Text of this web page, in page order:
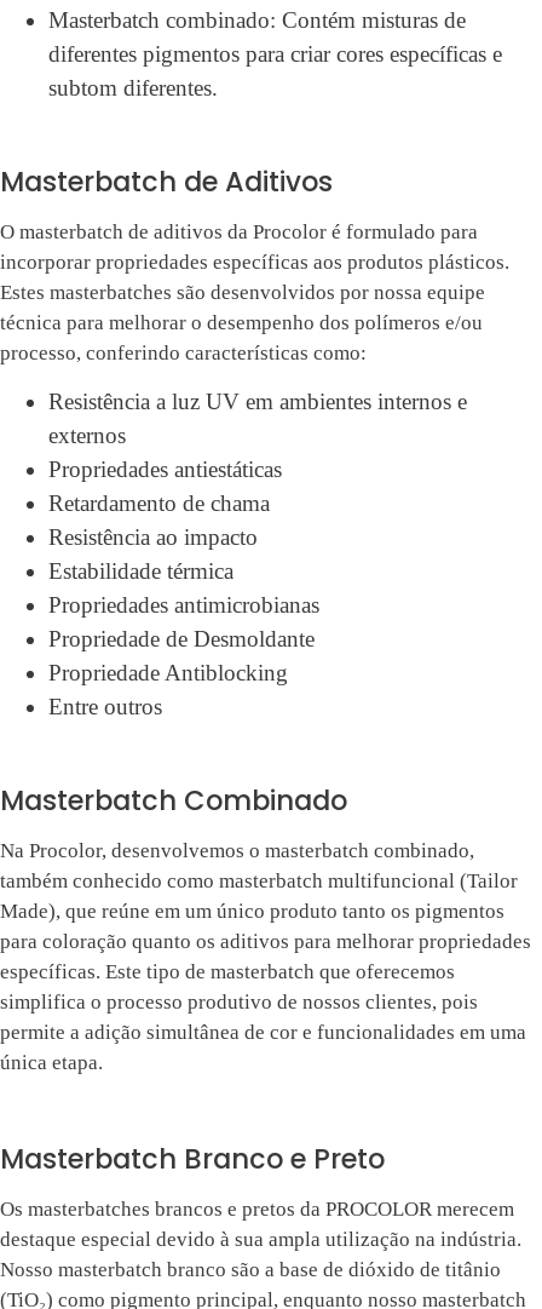
Masterbatch combinado: Contém misturas de
diferentes pigmentos para criar cores específicas e
subtom diferentes.
Masterbatch de Aditivos
O masterbatch de aditivos da Procolor é formulado para
incorporar propriedades específicas aos produtos plásticos.
Estes masterbatches são desenvolvidos por nossa equipe
técnica para melhorar o desempenho dos polímeros e/ou
processo, conferindo características como:
Resistência a luz UV em ambientes internos e
externos
Propriedades antiestáticas
Retardamento de chama
Resistência ao impacto
Estabilidade térmica
Propriedades antimicrobianas
Propriedade de Desmoldante
Propriedade Antiblocking
Entre outros
Masterbatch Combinado
Na Procolor, desenvolvemos o masterbatch combinado,
também conhecido como masterbatch multifuncional (Tailor
Made), que reúne em um único produto tanto os pigmentos
para coloração quanto os aditivos para melhorar propriedades
específicas. Este tipo de masterbatch que oferecemos
simplifica o processo produtivo de nossos clientes, pois
permite a adição simultânea de cor e funcionalidades em uma
única etapa.
Masterbatch Branco e Preto
Os masterbatches brancos e pretos da PROCOLOR merecem
destaque especial devido à sua ampla utilização na indústria.
Nosso masterbatch branco são a base de dióxido de titânio
(TiO₂) como pigmento principal, enquanto nosso masterbatch